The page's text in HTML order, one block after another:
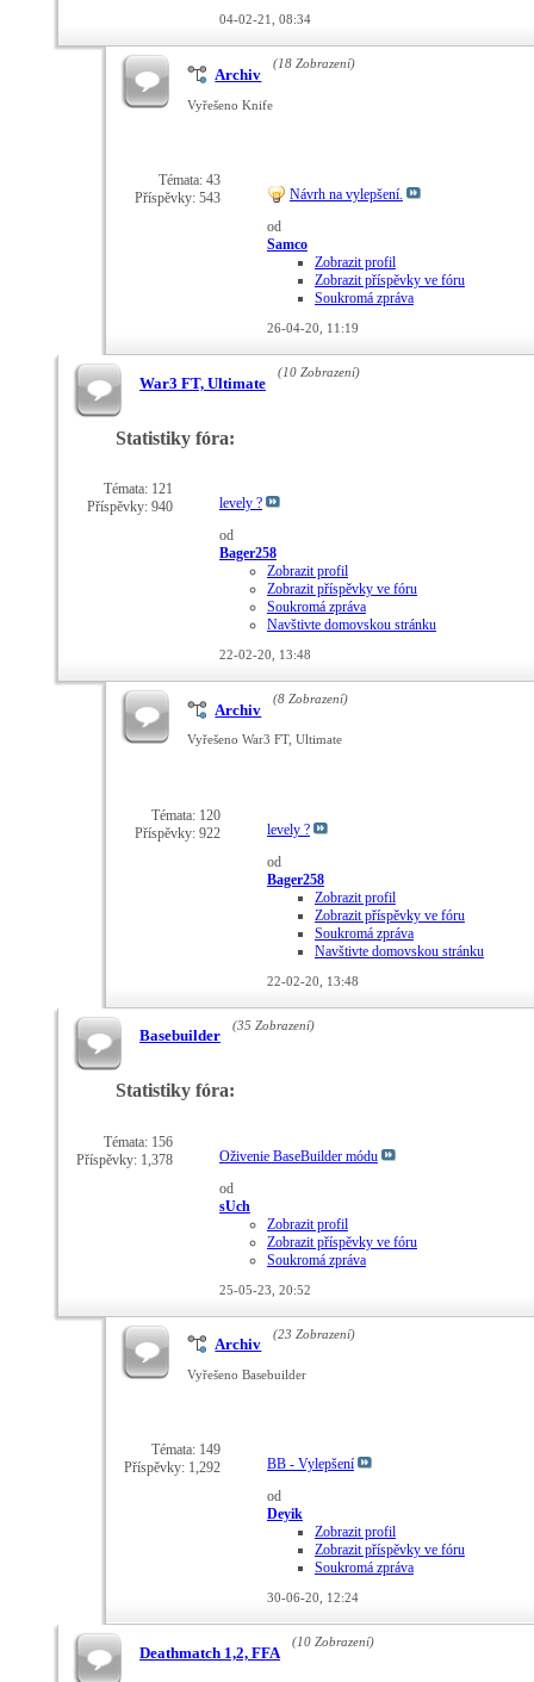
04-02-21, 08:34
Archiv
(18 Zobrazení)
Vyřešeno Knife
Témata: 43
Příspěvky: 543
Návrh na vylepšení.
od
Samco
Zobrazit profil
Zobrazit příspěvky ve fóru
Soukromá zpráva
26-04-20, 11:19
War3 FT, Ultimate
(10 Zobrazení)
Statistiky fóra:
Témata: 121
Příspěvky: 940
levely ?
od
Bager258
Zobrazit profil
Zobrazit příspěvky ve fóru
Soukromá zpráva
Navštivte domovskou stránku
22-02-20, 13:48
Archiv
(8 Zobrazení)
Vyřešeno War3 FT, Ultimate
Témata: 120
Příspěvky: 922
levely ?
od
Bager258
Zobrazit profil
Zobrazit příspěvky ve fóru
Soukromá zpráva
Navštivte domovskou stránku
22-02-20, 13:48
Basebuilder
(35 Zobrazení)
Statistiky fóra:
Témata: 156
Příspěvky: 1,378
Oživenie BaseBuilder módu
od
sUch
Zobrazit profil
Zobrazit příspěvky ve fóru
Soukromá zpráva
25-05-23, 20:52
Archiv
(23 Zobrazení)
Vyřešeno Basebuilder
Témata: 149
Příspěvky: 1,292
BB - Vylepšení
od
Deyik
Zobrazit profil
Zobrazit příspěvky ve fóru
Soukromá zpráva
30-06-20, 12:24
Deathmatch 1,2, FFA
(10 Zobrazení)